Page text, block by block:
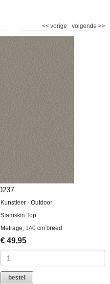
volgende >>
<< vorige
Kunstleer - Outdoor
Stamskin Top
Metrage, 140 cm breed
€ 49,95
bestel